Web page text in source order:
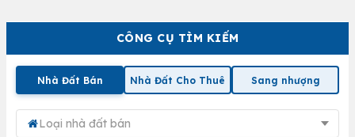
CÔNG CỤ TÌM KIẾM
Nhà Đất Bán Nhà Đất Cho Thuê Sang nhượng
Loại nhà đất bán